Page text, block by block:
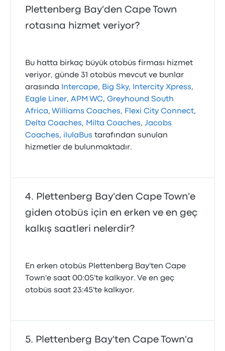
Plettenberg Bay'den Cape Town
rotasına hizmet veriyor?
Bu hatta birkaç büyük otobüs firması hizmet
veriyor, günde 31 otobüs mevcut ve bunlar
arasında
Intercape, Big Sky, Intercity Xpress,
Eagle Liner,APM WC,Greyhound South
Africa,Williams Coaches, Flexi City Connect,
Delta Coaches, Milta Coaches,Jacobs
Coaches, ilulaBus tarafından sunulan
hizmetler de bulunmaktadır.
Plettenberg Bay'den Cape Town'e
giden otobüs için en erken ve en geç
kalkış saatleri nelerdir?
En erken otobüs Plettenberg Bay'ten Cape
Town'e saat 00:05'te kalkıyor. Ve en geç
otobüs saat 23:45'te kalkıyor.
Plettenberg Bay'ten Cape Town'a